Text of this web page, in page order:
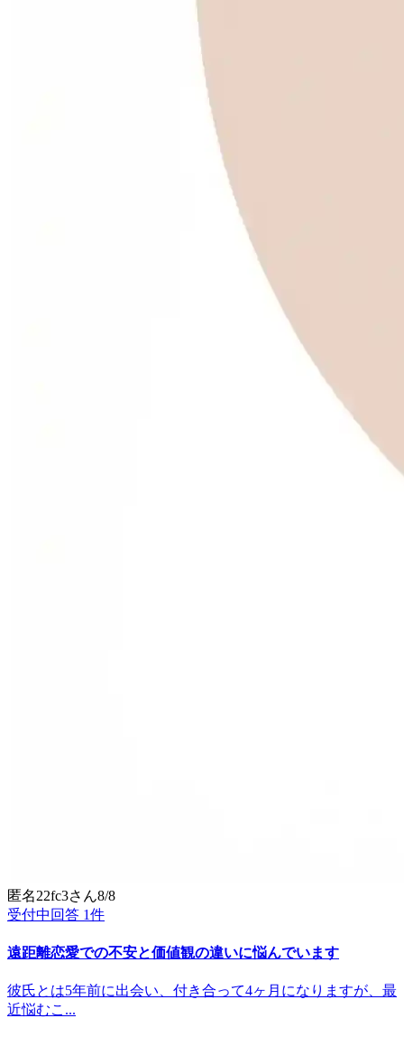
匿名22fc3さん8/8
受付中 回答 1件
遠距離恋愛での不安と価値観の違いに悩んでいます
彼氏とは5年前に出会い、付き合って4ヶ月になりますが、最
近悩むこ...